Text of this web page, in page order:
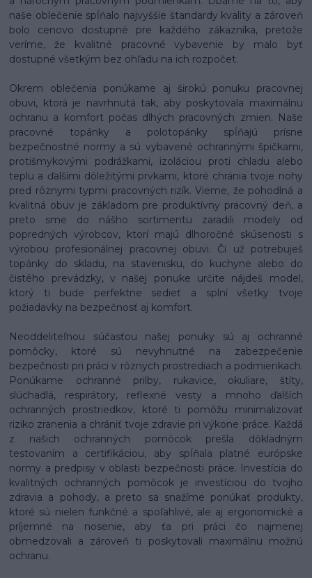
naše oblečenie spĺňalo najvyššie štandardy kvality a zároveň
bolo cenovo dostupné pre každého zákazníka, pretože
veríme, že kvalitné pracovné vybavenie by malo byť
dostupné všetkým bez ohľadu na ich rozpočet.
Okrem oblečenia ponúkame aj širokú ponuku pracovnej
obuvi, ktorá je navrhnutá tak, aby poskytovala maximálnu
ochranu a komfort počas dlhých pracovných zmien. Naše
pracovné topánky a polotopánky spĺňajú prísne
bezpečnostné normy a sú vybavené ochrannými špičkami,
protišmykovými podrážkami, izoláciou proti chladu alebo
teplu a ďalšími dôležitými prvkami, ktoré chránia tvoje nohy
pred rôznymi typmi pracovných rizík. Vieme, že pohodlná a
kvalitná obuv je základom pre produktívny pracovný deň, a
preto sme do nášho sortimentu zaradili modely od
popredných výrobcov, ktorí majú dlhoročné skúsenosti s
výrobou profesionálnej pracovnej obuvi. Či už potrebuješ
topánky do skladu, na stavenisku, do kuchyne alebo do
čistého prevádzky, v našej ponuke určite nájdeš model,
ktorý ti bude perfektne sedieť a splní všetky tvoje
požiadavky na bezpečnosť aj komfort.
Neoddeliteľnou súčasťou našej ponuky sú aj ochranné
pomôcky, ktoré sú nevyhnutné na zabezpečenie
bezpečnosti pri práci v rôznych prostrediach a podmienkach.
Ponúkame ochranné prilby, rukavice, okuliare, štíty,
slúchadlá, respirátory, reflexné vesty a mnoho ďalších
ochranných prostriedkov, ktoré ti pomôžu minimalizovať
riziko zranenia a chrániť tvoje zdravie pri výkone práce. Každá
z našich ochranných pomôcok prešla dôkladným
testovaním a certifikáciou, aby spĺňala platné európske
normy a predpisy v oblasti bezpečnosti práce. Investícia do
kvalitných ochranných pomôcok je investíciou do tvojho
zdravia a pohody, a preto sa snažíme ponúkať produkty,
ktoré sú nielen funkčné a spoľahlivé, ale aj ergonomické a
príjemné na nosenie, aby ťa pri práci čo najmenej
obmedzovali a zároveň ti poskytovali maximálnu možnú
ochranu.